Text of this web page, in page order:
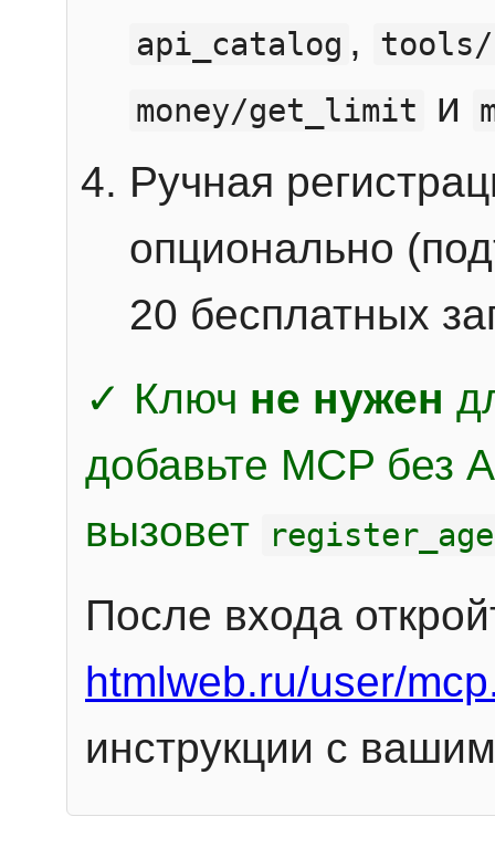
api_catalog ,
money/get_limit
и
Ручная
опционально
20 бесплатных
✓ Ключ не нужен
добавьте MCP без
вызовет
После входа
htmlweb.ru/user/
инструкции с